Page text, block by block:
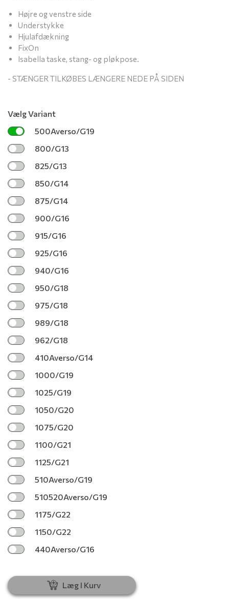
Højre og venstre side
Understykke
Hjul­afdækning
FixOn
Isabella taske, stang- og pløkpose.
- STÆNGER TILKØBES LÆNGERE NEDE PÅ SIDEN
Vælg Variant
500Averso/G19
800/G13
825/G13
850/G14
875/G14
900/G16
915/G16
925/G16
940/G16
950/G18
975/G18
989/G18
962/G18
410Averso/G14
1000/G19
1025/G19
1050/G20
1075/G20
1100/G21
1125/G21
510Averso/G19
510520Averso/G19
1175/G22
1150/G22
440Averso/G16
Læg I Kurv